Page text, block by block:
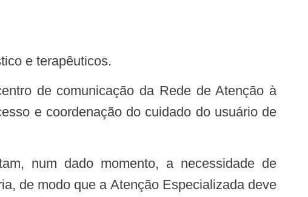
e terapêuticos.
e coordenação do cuidado do usuário de
de modo que a Atenção Especializada deve